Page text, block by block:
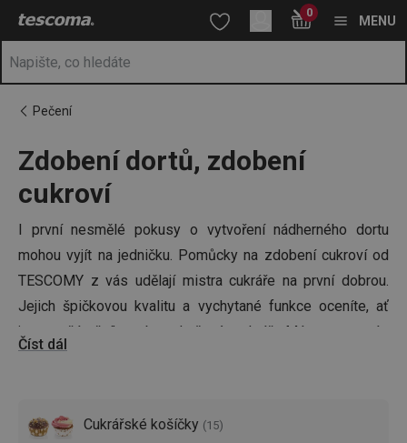
Nacházíte se na stránce Zdobení dortů, zdobení cukroví 🎂
Přejít na hlavní obsah
Přejít na vyhledávání
Přejít na navigaci 0
MENU
Pečení
Zdobení dortů, zdobení
cukroví
I první nesmělé pokusy o vytvoření nádherného dortu
mohou vyjít na jedničku. Pomůcky na zdobení cukroví od
TESCOMY z vás udělají mistra cukráře na první dobrou.
Jejich špičkovou kvalitu a vychytané funkce oceníte, ať
jste začátečník nebo zkušený cukrář. Máme pro vás
roztírací lopatky
Tip:Plánujete péct narozeninový dort? Pak na něm nesmí
Číst dál
Cukrářské košíčky (15)